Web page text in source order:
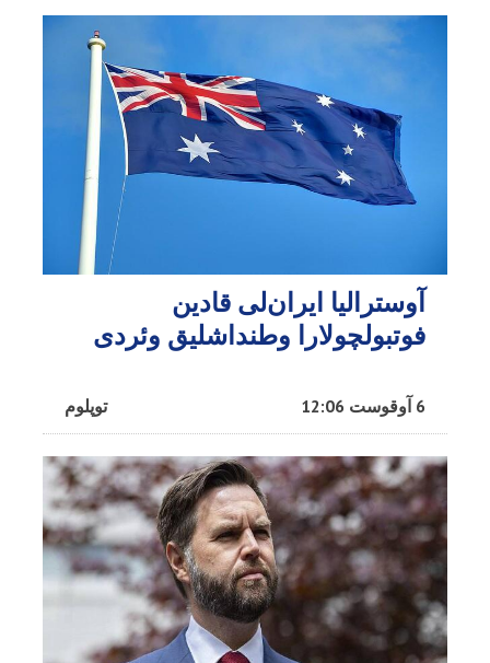
آوسترالیا ایران‌لی قادین
فوتبولچولارا وطنداشلیق وئردی
توپلوم 6 آوقوست 12:06